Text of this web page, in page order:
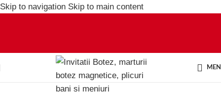
Skip to navigation Skip to main content